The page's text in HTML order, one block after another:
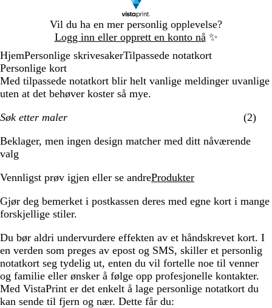
Vil du ha en mer personlig opplevelse?
Logg inn eller opprett en konto nå ✨
1
HjemPersonlige skrivesakerTilpassede notatkort
Personlige kort
Med tilpassede notatkort blir helt vanlige meldinger uvanlige
uten at det behøver koster så mye.
Søk etter maler
(2)
Beklager, men ingen design matcher med ditt nåværende
valg
Vennligst prøv igjen eller se andreProdukter
Gjør deg bemerket i postkassen deres med egne kort i mange
forskjellige stiler.
Du bør aldri undervurdere effekten av et håndskrevet kort. I
en verden som preges av epost og SMS, skiller et personlig
notatkort seg tydelig ut, enten du vil fortelle noe til venner
og familie eller ønsker å følge opp profesjonelle kontakter.
Med VistaPrint er det enkelt å lage personlige notatkort du
kan sende til fjern og nær. Dette får du: